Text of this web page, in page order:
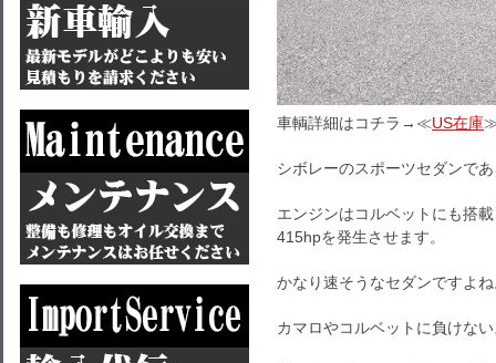
車輌詳細はコチラ→≪US在庫
シボレーのスポーツセダンで
エンジンはコルベットにも搭
415hpを発生させます。
かなり速そうなセダンですよ
カマロやコルベットに負けな